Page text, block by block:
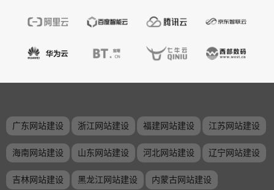
广东网站建设 浙江网站建设 福建网站建设 江苏网站建设
海南网站建设 山东网站建设 河北网站建设 辽宁网站建设
吉林网站建设 黑龙江网站建设 内蒙古网站建设